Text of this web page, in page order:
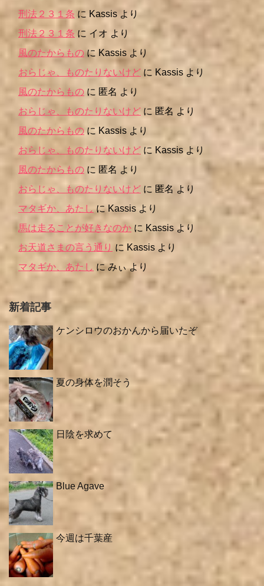
刑法２３１条 に Kassis より
刑法２３１条 に イオ より
風のたからものに Kassis より
おらじゃ、ものたりないけど に Kassis より
風のたからもの に 匿名 より
おらじゃ、ものたりないけど に 匿名 より
風のたからもの に Kassis より
おらじゃ、ものたりないけど に Kassis より
風のたからもの に 匿名 より
おらじゃ、ものたりないけど に 匿名 より
マタギか、あたし に Kassis より
馬は走ることが好きなのか に Kassis より
お天道さまの言う通り に Kassis より
マタギか、あたし にみぃ より
新着記事
ケンシロウのおかんから届いたぞ
夏の身体を潤そう
日陰を求めて
Blue Agave
今週は千葉産